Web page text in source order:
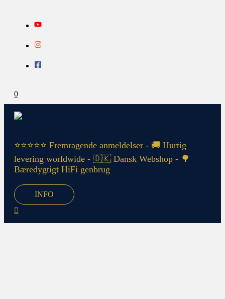
0
⭐⭐⭐⭐⭐ Fremragende anmeldelser - 🚚 Hurtig
levering worldwide - 🇩🇰 Dansk Webshop - 🌳
Bæredygtigt HiFi genbrug
INFO